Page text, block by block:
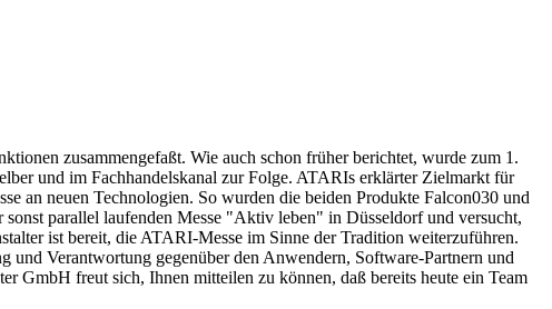
zusammengefaßt. Wie auch schon früher berichtet, wurde zum 1.
und im Fachhandelskanal zur Folge. ATARIs erklärter Zielmarkt für
an neuen Technologien. So wurden die beiden Produkte Falcon030 und
parallel laufenden Messe "Aktiv leben" in Düsseldorf und versucht,
ist bereit, die ATARI-Messe im Sinne der Tradition weiterzuführen.
Verantwortung gegenüber den Anwendern, Software-Partnern und
GmbH freut sich, Ihnen mitteilen zu können, daß bereits heute ein Team